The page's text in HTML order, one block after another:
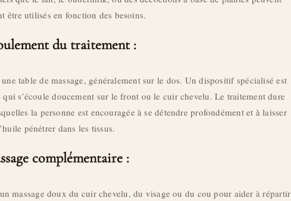
être utilisés en fonction des besoins.
du traitement :
table de massage, généralement sur le dos. Un dispositif spécialisé est
s’écoule doucement sur le front ou le cuir chevelu. Le traitement dure
la personne est encouragée à se détendre profondément et à laisser
pénétrer dans les tissus.
complémentaire :
massage doux du cuir chevelu, du visage ou du cou pour aider à répartir